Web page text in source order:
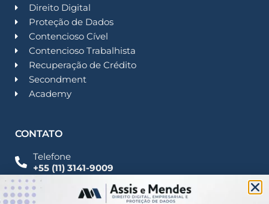
Direito Digital
Proteção de Dados
Contencioso Cível
Contencioso Trabalhista
Recuperação de Crédito
Secondment
Academy
CONTATO
Telefone
+55 (11) 3141-9009
Imprensa
Fale Conosco